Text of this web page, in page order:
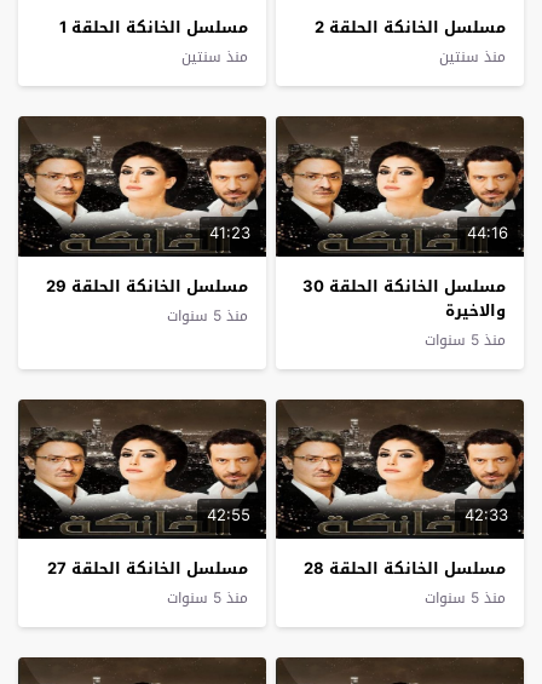
مسلسل الخانكة الحلقة 2
منذ سنتين
مسلسل الخانكة الحلقة 1
منذ سنتين
44:16
مسلسل الخانكة الحلقة 30
والاخيرة
منذ 5 سنوات
41:23
مسلسل الخانكة الحلقة 29
منذ 5 سنوات
42:33
مسلسل الخانكة الحلقة 28
منذ 5 سنوات
42:55
مسلسل الخانكة الحلقة 27
منذ 5 سنوات